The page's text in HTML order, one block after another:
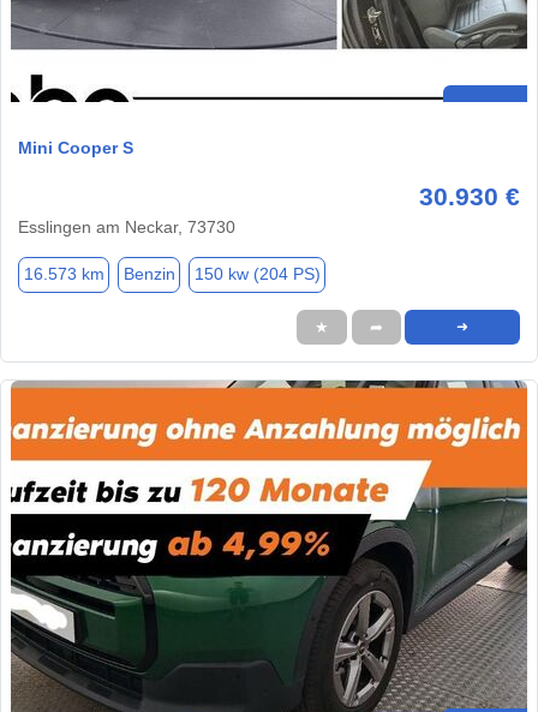
Mini Cooper S
30.930 €
Esslingen am Neckar, 73730
16.573 km Benzin 150 kw (204 PS)
★ ➦ ➜